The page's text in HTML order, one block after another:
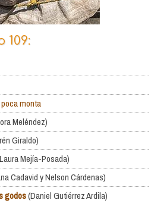
109:
monta
Meléndez)
Giraldo)
Mejía-Posada)
Cadavid y Nelson Cárdenas)
godos(Daniel Gutiérrez Ardila)